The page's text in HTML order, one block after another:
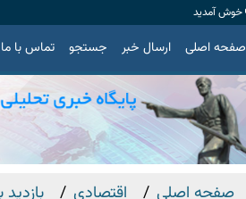
خوش آمدید
صفحه اصلی ارسال خبر جستجو تماس با ما
صفحه اصلی اقتصادی